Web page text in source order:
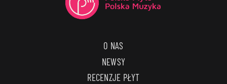
O NAS
NEWSY
RECENZJE PŁYT